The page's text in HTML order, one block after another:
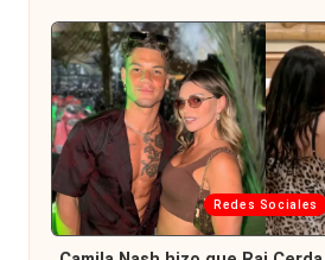
Publicada
en
Redes Sociales